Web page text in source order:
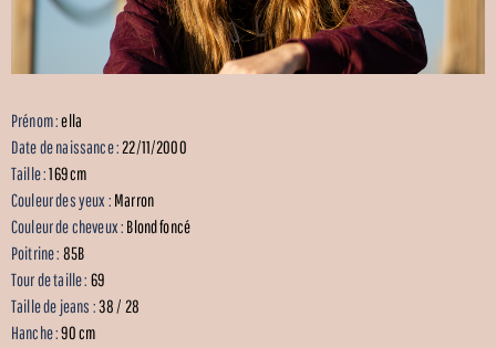
Prénom :ella
Date de naissance :22/11/2000
Taille :169 cm
Couleur des yeux : Marron
Couleur de cheveux : Blond foncé
Poitrine : 85B
Tour de taille : 69
Taille de jeans :38 / 28
Hanche :90 cm